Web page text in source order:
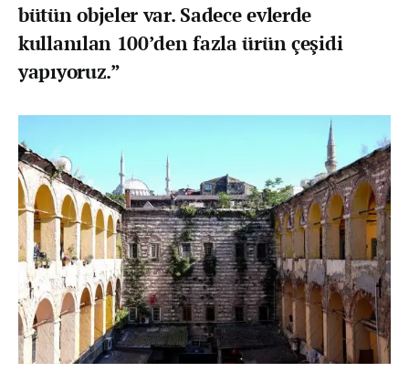
bütün objeler var. Sadece evlerde
kullanılan 100’den fazla ürün çeşidi
yapıyoruz.”